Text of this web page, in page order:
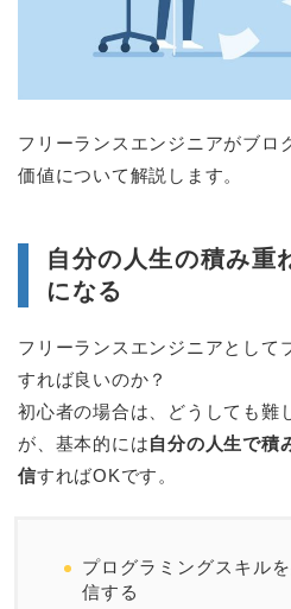
フリーランスエンジニアがブロ
価値について解説します。
自分の人生の積み重
になる
フリーランスエンジニアとして
すれば良いのか？
初心者の場合は、どうしても難
が、基本的には自分の人生で積
信すればOKです。
プログラミングスキル
信する